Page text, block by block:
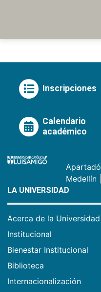
Inscripciones
Calendario
académico
Apartadó
Medellín
LA UNIVERSIDAD
Acerca de la Universidad
Institucional
Bienestar Institucional
Biblioteca
Internacionalización